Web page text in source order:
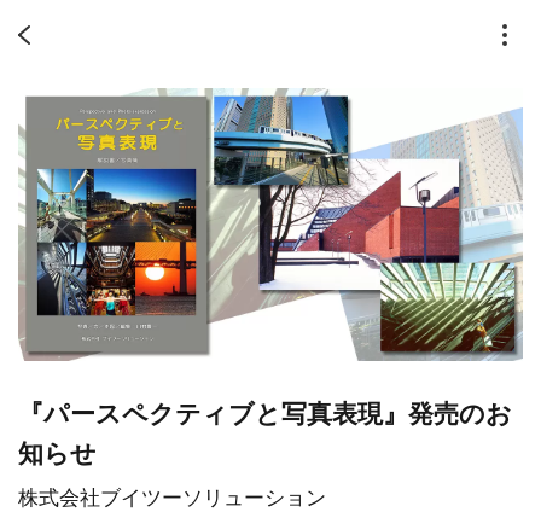
株式会社ブイツーソリューション
『パースペクティブと写真表現』発売のお
知らせ